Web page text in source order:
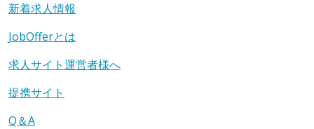
新着求人情報
JobOfferとは
求人サイト運営者様へ
提携サイト
Q＆A